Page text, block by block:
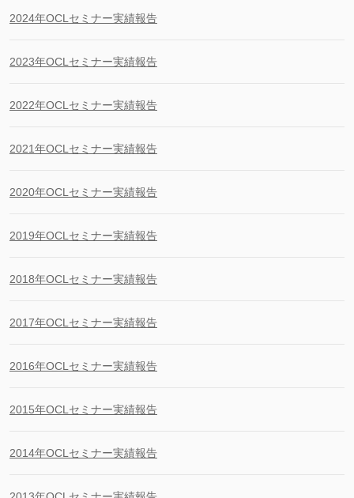
2024年OCLセミナー実績報告
2023年OCLセミナー実績報告
2022年OCLセミナー実績報告
2021年OCLセミナー実績報告
2020年OCLセミナー実績報告
2019年OCLセミナー実績報告
2018年OCLセミナー実績報告
2017年OCLセミナー実績報告
2016年OCLセミナー実績報告
2015年OCLセミナー実績報告
2014年OCLセミナー実績報告